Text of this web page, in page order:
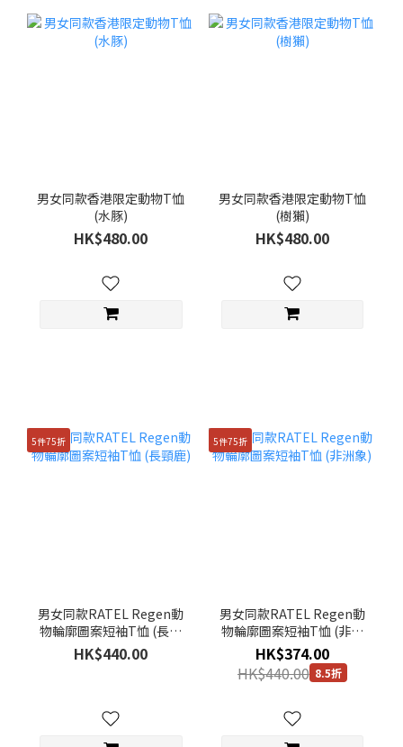
男女同款香港限定動物T恤
(水豚)
HK$480.00
男女同款香港限定動物T恤
(樹獺)
HK$480.00
5件75折
男女同款RATEL Regen動
物輪廓圖案短袖T恤 (長頸
鹿)
HK$440.00
5件75折
男女同款RATEL Regen動
物輪廓圖案短袖T恤 (非洲
象)
HK$374.00
HK$440.00 8.5折